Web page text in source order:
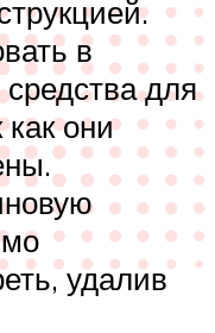
в
для
как они
удалив